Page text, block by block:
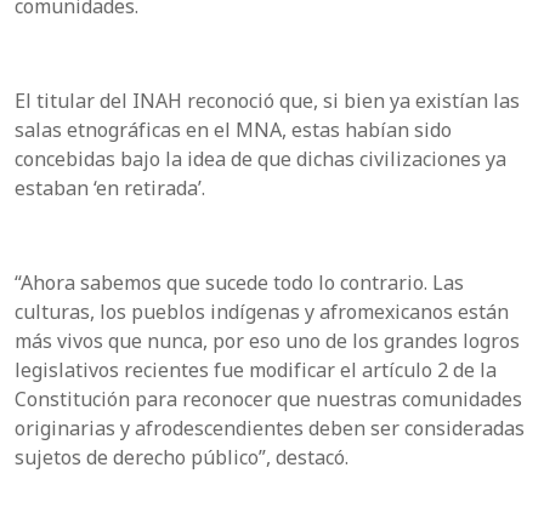
comunidades.
El titular del INAH reconoció que, si bien ya existían las
salas etnográficas en el MNA, estas habían sido
concebidas bajo la idea de que dichas civilizaciones ya
estaban ‘en retirada’.
“Ahora sabemos que sucede todo lo contrario. Las
culturas, los pueblos indígenas y afromexicanos están
más vivos que nunca, por eso uno de los grandes logros
legislativos recientes fue modificar el artículo 2 de la
Constitución para reconocer que nuestras comunidades
originarias y afrodescendientes deben ser consideradas
sujetos de derecho público”, destacó.